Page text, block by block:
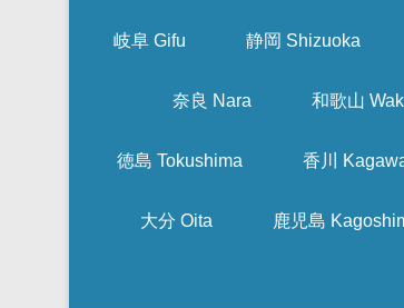
岐阜 Gifu 静岡 Shizuoka
奈良 Nara 和歌山
徳島 Tokushima 香川
大分 Oita 鹿児島